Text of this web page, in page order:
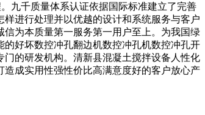
九千质量体系认证依据国际标准建立了完善
进行处理并以优越的设计和系统服务与客户
为本质量第一服务第一用户至上。为我国绿
好坏数控冲孔翻边机数控冲孔机数控冲孔开
的研发机构。清新县混凝土搅拌设备人性化
成实用性强性价比高满意度好的客户放心产